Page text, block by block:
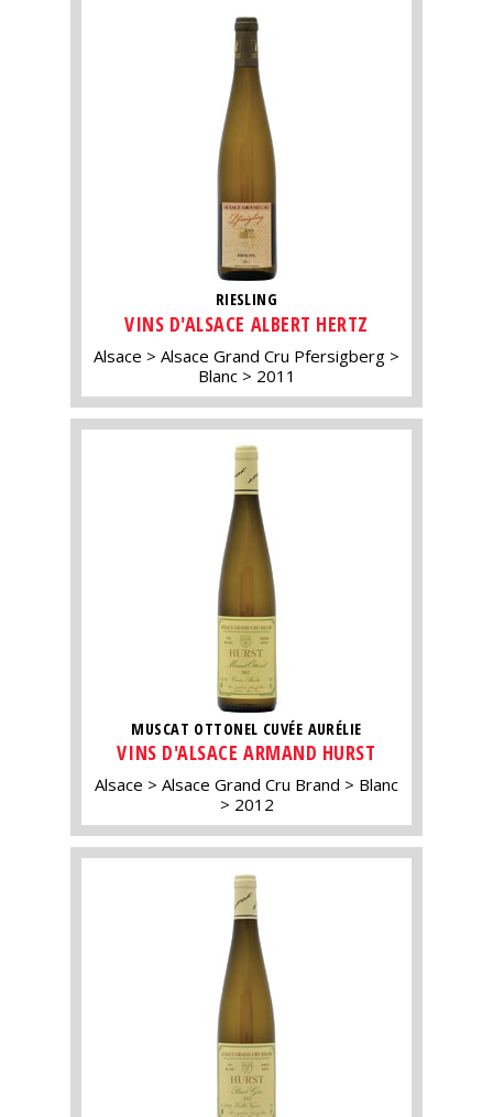
RIESLING
VINS D'ALSACE ALBERT HERTZ
Alsace
Alsace Grand Cru Pfersigberg
Blanc
2011
MUSCAT OTTONEL CUVÉE AURÉLIE
VINS D'ALSACE ARMAND HURST
Alsace Alsace Grand Cru Brand
Blanc
2012